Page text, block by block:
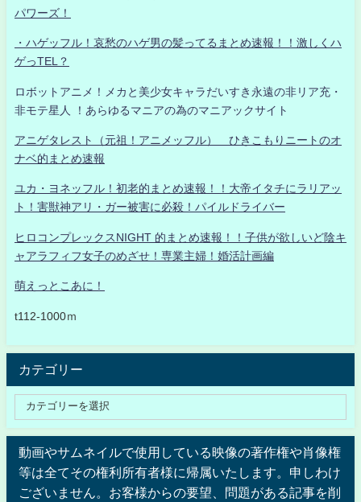
パワーズ！
・ハゲッフル！哀愁のハゲ男の髪ってるまとめ速報！！激しくハ
ゲっTEL？
ロボットアニメ！メカと美少女キャラだいすき永遠の非リア充・
非モテ星人 ！あらゆるマニアの為のマニアックサイト
アニゲタレスト（元祖！アニメッフル） ひきこもりニートのオ
ナベ的まとめ速報
ユカ・ヨネッフル！初老的まとめ速報！！大帝イタチにラリアッ
ト！害獣神アリ・ガー被害に必殺！パイルドライバー
ヒロコンプレックスNIGHT 的まとめ速報！！子供が欲しいど陰キ
ャアラフィフ女子のめざせ！専業主婦！婚活計画編
萌えっとこあに！
t112-1000ｍ
カテゴリー
動画やサムネイルで使用している映像の著作権や肖像権
等は全てその権利所有者様に帰属いたします。申しわけ
ございません。お客様からの要望、問題がある記事を削